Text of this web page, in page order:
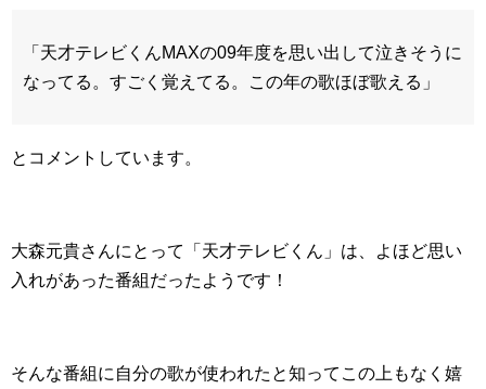
「天才テレビくんMAXの09年度を思い出して泣きそうに
なってる。すごく覚えてる。この年の歌ほぼ歌える」
とコメントしています。
大森元貴さんにとって「天才テレビくん」は、よほど思い
入れがあった番組だったようです！
そんな番組に自分の歌が使われたと知ってこの上もなく嬉